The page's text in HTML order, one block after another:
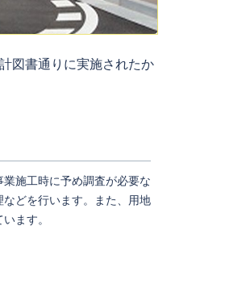
図書通りに実施されたか
施工時に予め調査が必要な
どを行います。また、用地
ます。